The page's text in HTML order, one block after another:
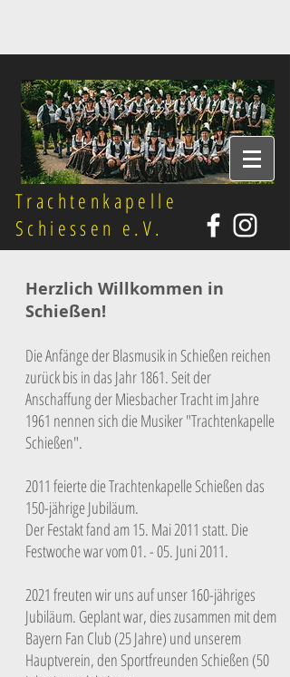
Trachtenkapelle
Schiessen e.V.
Herzlich Willkommen in
Schießen!
Die Anfänge der Blasmusik in Schießen reichen
zurück bis in das Jahr 1861. Seit der
Anschaffung der Miesbacher Tracht im Jahre
1961 nennen sich die Musiker "Trachtenkapelle
Schießen".
2011 feierte die Trachtenkapelle Schießen das
150-jährige Jubiläum.
Der Festakt fand am 15. Mai 2011 statt. Die
Festwoche war vom 01. - 05. Juni 2011.
2021 freuten wir uns auf unser 160-jähriges
Jubiläum. Geplant war, dies zusammen mit dem
Bayern Fan Club (25 Jahre) und unserem
Hauptverein, den Sportfreunden Schießen (50